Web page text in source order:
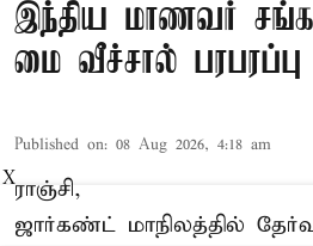
இந்திய மாணவர்
மை வீச்சால் பரபரப்பு
Published on: 08 Aug 2026, 4:18 am
ராஞ்சி,
ஜார்கண்ட் மாநிலத்தில்
X